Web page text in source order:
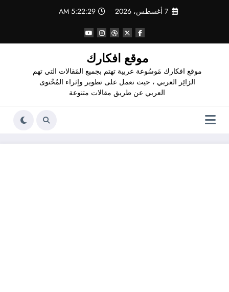
7 أغسطس، 2026 5:22:30 AM
موقع افكارك
موقع افكارك مَوسُوعة عربية تهتم بجميع المَقالات التي تهم
الزائِر العربي ، حيث نعمل على تطوير وإثراء المُحْتوى
العربي عن طريق مقالات متنوعة